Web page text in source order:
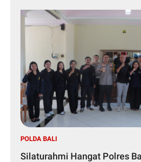
POLDA BALI
Silaturahmi Hangat Polres